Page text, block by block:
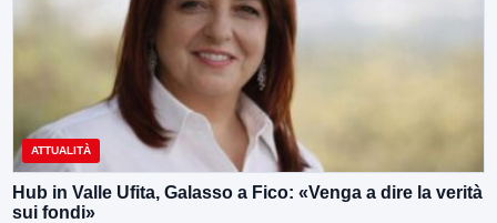
ATTUALITÀ
Hub in Valle Ufita, Galasso a Fico: «Venga a dire la verità
sui fondi»